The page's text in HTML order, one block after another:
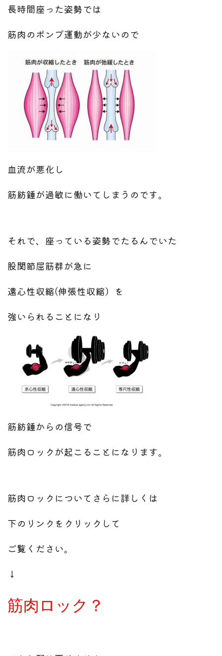
長時間座った姿勢では
筋肉のポンプ運動が少ないので
血流が悪化し
筋紡錘が過敏に働いてしまうのです。
それで、座っている姿勢でたるんでいた
股関節屈筋群が急に
遠心性収縮(伸張性収縮）を
強いられることになり
筋紡錘からの信号で
筋肉ロックが起こることになります。
筋肉ロックについてさらに詳しくは
下のリンクをクリックして
ご覧ください。
↓
筋肉ロック？